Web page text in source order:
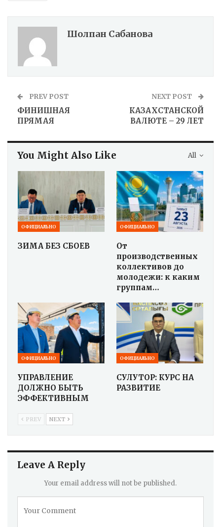
Шолпан Сабанова
PREV POST
ФИНИШНАЯ
ПРЯМАЯ
NEXT POST
КАЗАХСТАНСКОЙ
ВАЛЮТЕ – 29 ЛЕТ
All
You Might Also Like
ОФИЦИАЛЬНО
ЗИМА БЕЗ СБОЕВ
ОФИЦИАЛЬНО
От
производственных
коллективов до
молодежи: к каким
группам…
ОФИЦИАЛЬНО
УПРАВЛЕНИЕ
ДОЛЖНО БЫТЬ
ЭФФЕКТИВНЫМ
ОФИЦИАЛЬНО
СУЛУТОР: КУРС НА
РАЗВИТИЕ
PREV NEXT
Leave A Reply
Your email address will not be published.